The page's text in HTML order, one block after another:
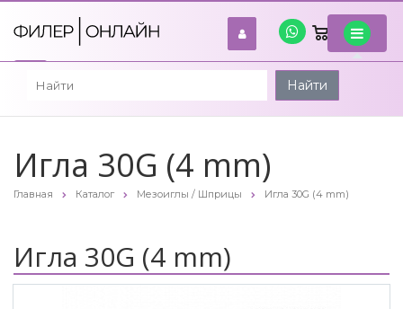
войти
Найти
Игла 30G (4 mm)
Главная Каталог Мезоиглы / Шприцы Игла 30G (4 mm)
Игла 30G (4 mm)